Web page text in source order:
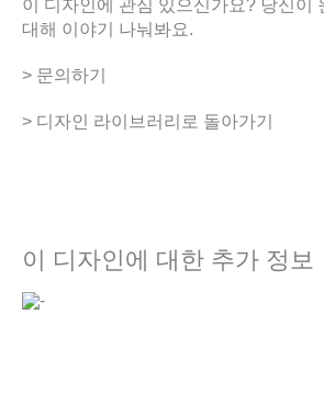
이 디자인에 관심 있으신가요? 당신이
대해 이야기 나눠봐요.
> 문의하기
> 디자인 라이브러리로 돌아가기
이 디자인에 대한 추가 정보